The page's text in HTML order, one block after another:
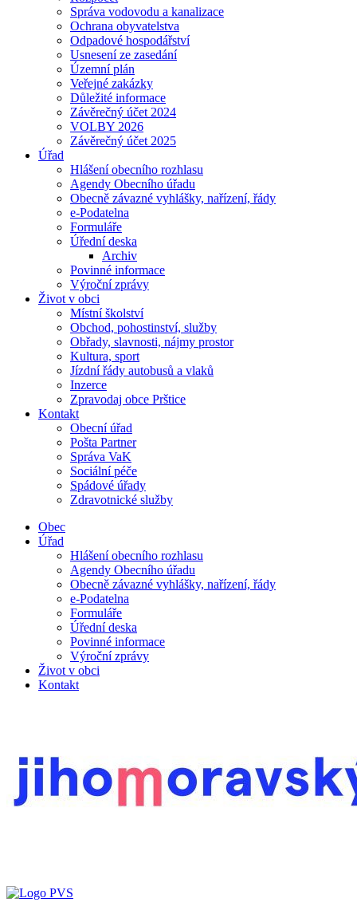
Správa vodovodu a kanalizace
Ochrana obyvatelstva
Odpadové hospodářství
Usnesení ze zasedání
Územní plán
Veřejné zakázky
Důležité informace
Závěrečný účet 2024
VOLBY 2026
Závěrečný účet 2025
Úřad
Hlášení obecního rozhlasu
Agendy Obecního úřadu
Obecně závazné vyhlášky, nařízení, řády
e-Podatelna
Formuláře
Úřední deska
Archiv
Povinné informace
Výroční zprávy
Život v obci
Místní školství
Obchod, pohostinství, služby
Obřady, slavnosti, nájmy prostor
Kultura, sport
Jízdní řády autobusů a vlaků
Inzerce
Zpravodaj obce Prštice
Kontakt
Obecní úřad
Pošta Partner
Správa VaK
Sociální péče
Spádové úřady
Zdravotnické služby
Obec
Úřad
Hlášení obecního rozhlasu
Agendy Obecního úřadu
Obecně závazné vyhlášky, nařízení, řády
e-Podatelna
Formuláře
Úřední deska
Povinné informace
Výroční zprávy
Život v obci
Kontakt